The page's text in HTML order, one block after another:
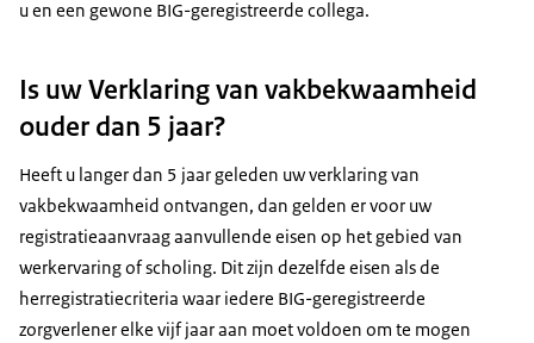
verklaringen of informatie over deze verklaringen kunt
Nooit geregistreerd gestaan of op dit moment niet
meer geregistreerd?
Dan kunt u van het betreffende land geen CCPS
aanleveren. U moet dan een verklaring aanleveren
waarin staat dat u niet (meer) geregistreerd staat en/of
nooit heeft gestaan. Deze verklaring wordt vaak een
Certificate of non-registration genoemd. De eisen aan
dit document zijn gelijk aan de eisen voor het CCPS.
u en een gewone BIG-geregistreerde collega.
Is uw Verklaring van vakbekwaamheid
ouder dan 5 jaar?
Heeft u langer dan 5 jaar geleden uw verklaring van
vakbekwaamheid ontvangen, dan gelden er voor uw
registratieaanvraag aanvullende eisen op het gebied van
werkervaring of scholing. Dit zijn dezelfde eisen als de
herregistratiecriteria waar iedere BIG-geregistreerde
zorgverlener elke vijf jaar aan moet voldoen om te mogen